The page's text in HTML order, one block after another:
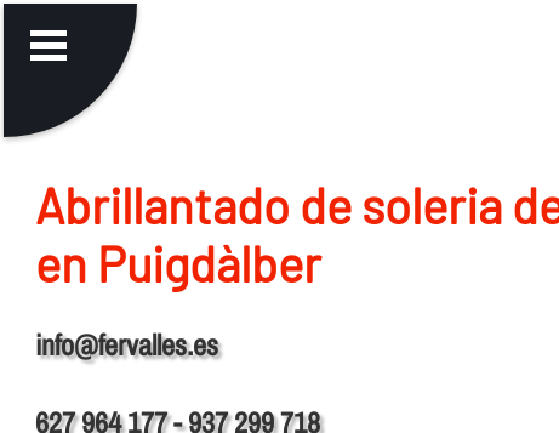
Abrillantado de soleria
en Puigdàlber
info@fervalles.es
627 964 177 - 937 299 718